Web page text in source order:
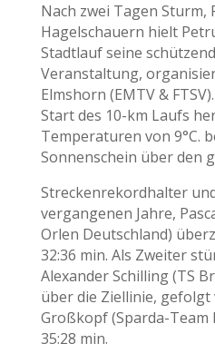
Nach zwei Tagen Sturm,
Hagelschauern hielt
Stadtlauf seine
Veranstaltung,
Elmshorn (EMTV &
Start des 10-km Laufs
Temperaturen von 9°C.
Sonnenschein über den
Streckenrekordhalter
vergangenen Jahre,
Orlen Deutschland)
32:36 min. Als Zweiter
Alexander Schilling (TS
über die Ziellinie, gefolgt
Großkopf (Sparda-Team
35:28 min.